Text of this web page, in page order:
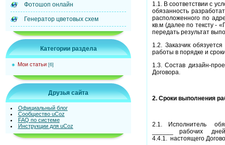
Фотошоп онлайн
Генератор цветовых схем
Категории раздела
Мои статьи [6]
Друзья сайта
Официальный блог
Сообщество uCoz
FAQ по системе
Инструкции для uCoz
1.1. В соответствии с
обязанность
расположенного по
кв.м (далее по тексту -
передать результат
1.2. Заказчик
работы в порядке и
1.3. Состав дизайн-
Договора.
2. Сроки выполнения
2.1. Исполнитель
рабочих
4.4.1. настоящего